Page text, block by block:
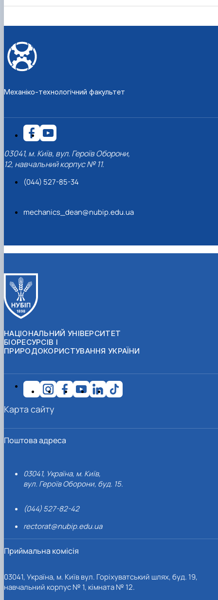
Механіко-технологічний факультет
03041, м. Київ, вул. Героїв Оборони,
12, навчальний корпус № 11.
(044) 527-85-34
mechanics_dean@nubip.edu.ua
НАЦІОНАЛЬНИЙ УНІВЕРСИТЕТ
БІОРЕСУРСІВ І
ПРИРОДОКОРИСТУВАННЯ УКРАЇНИ
Поштова адреса
03041, Україна, м. Київ,
вул. Героїв Оборони, буд. 15.
(044) 527-82-42
rectorat@nubip.edu.ua
Приймальна комісія
03041, Україна, м. Київ вул. Горіхуватський шлях, буд. 19,
навчальний корпус № 1, кімната № 12.
Карта сайту